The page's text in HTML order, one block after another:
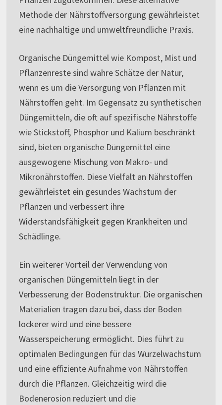
Methode der Nährstoffversorgung gewährleistet
eine nachhaltige und umweltfreundliche Praxis.
Organische Düngemittel wie Kompost, Mist und
Pflanzenreste sind wahre Schätze der Natur,
wenn es um die Versorgung von Pflanzen mit
Nährstoffen geht. Im Gegensatz zu synthetischen
Düngemitteln, die oft auf spezifische Nährstoffe
wie Stickstoff, Phosphor und Kalium beschränkt
sind, bieten organische Düngemittel eine
ausgewogene Mischung von Makro- und
Mikronährstoffen. Diese Vielfalt an Nährstoffen
gewährleistet ein gesundes Wachstum der
Pflanzen und verbessert ihre
Widerstandsfähigkeit gegen Krankheiten und
Schädlinge.
Ein weiterer Vorteil der Verwendung von
organischen Düngemitteln liegt in der
Verbesserung der Bodenstruktur. Die organischen
Materialien tragen dazu bei, dass der Boden
lockerer wird und eine bessere
Wasserspeicherung ermöglicht. Dies führt zu
optimalen Bedingungen für das Wurzelwachstum
und eine effiziente Aufnahme von Nährstoffen
durch die Pflanzen. Gleichzeitig wird die
Bodenerosion reduziert und die